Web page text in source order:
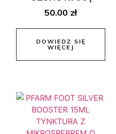
50.00 zł
DOWIEDZ SIĘ
WIĘCEJ